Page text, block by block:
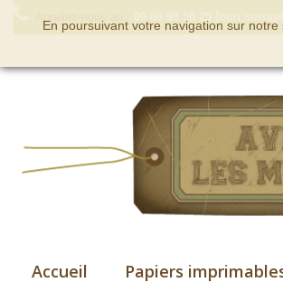
Accueil Papiers
En poursuivant votre navigation sur